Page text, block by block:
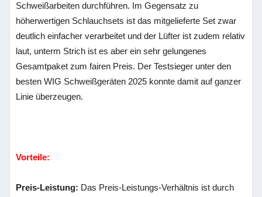
Schweißarbeiten durchführen. Im Gegensatz zu
höherwertigen Schlauchsets ist das mitgelieferte Set zwar
deutlich einfacher verarbeitet und der Lüfter ist zudem relativ
laut, unterm Strich ist es aber ein sehr gelungenes
Gesamtpaket zum fairen Preis. Der Testsieger unter den
besten WIG Schweißgeräten 2025 konnte damit auf ganzer
Linie überzeugen.
Vorteile:
Preis-Leistung: Das Preis-Leistungs-Verhältnis ist durch